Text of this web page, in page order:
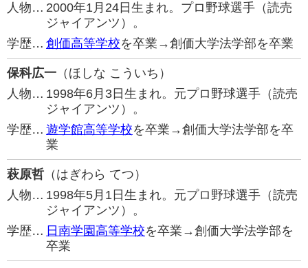
人物… 2000年1月24日生まれ。プロ野球選手（読売
ジャイアンツ）。
学歴… 創価高等学校を卒業→創価大学法学部を卒業
保科広一 （ほしな こういち）
人物… 1998年6月3日生まれ。元プロ野球選手（読売
ジャイアンツ）。
学歴… 遊学館高等学校を卒業→創価大学法学部を卒
業
萩原哲 （はぎわら てつ）
人物… 1998年5月1日生まれ。元プロ野球選手（読売
ジャイアンツ）。
学歴… 日南学園高等学校を卒業→創価大学法学部を
卒業